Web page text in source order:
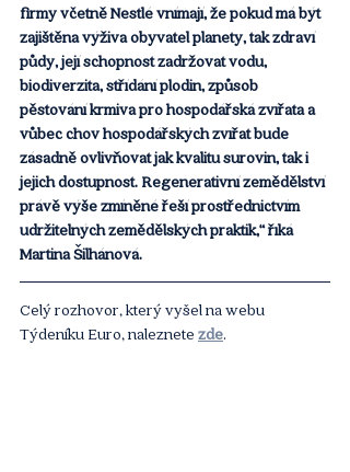
firmy včetně Nestlé vnímají, že pokud má být
zajištěna výživa obyvatel planety, tak zdraví
půdy, její schopnost zadržovat vodu,
biodiverzita, střídání plodin, způsob
pěstování krmiva pro hospodářská zvířata a
vůbec chov hospodářských zvířat bude
zásadně ovlivňovat jak kvalitu surovin, tak i
jejich dostupnost. Regenerativní zemědělství
právě výše zmíněné řeší prostřednictvím
udržitelných zemědělských praktik,“ říká
Martina Šilhánová.
Celý rozhovor, který vyšel na webu
Týdeníku Euro, naleznete zde.